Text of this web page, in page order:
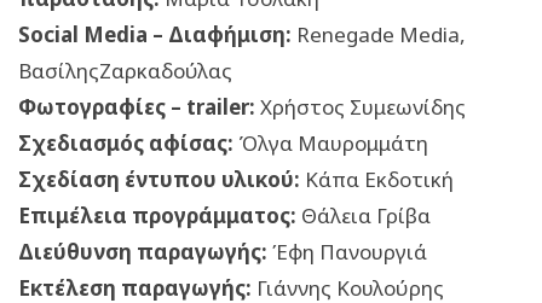
Social Media – Διαφήμιση: Renegade Media,
ΒασίληςΖαρκαδούλας
Φωτογραφίες – trailer: Χρήστος Συμεωνίδης
Σχεδιασμός αφίσας: Όλγα Μαυρομμάτη
Σχεδίαση έντυπου υλικού: Κάπα Εκδοτική
Επιμέλεια προγράμματος: Θάλεια Γρίβα
Διεύθυνση παραγωγής: Έφη Πανουργιά
Εκτέλεση παραγωγής: Γιάννης Κουλούρης